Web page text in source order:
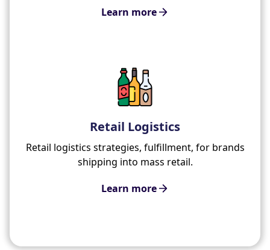
Learn more
Retail Logistics
Retail logistics strategies, fulfillment, for brands
shipping into mass retail.
Learn more